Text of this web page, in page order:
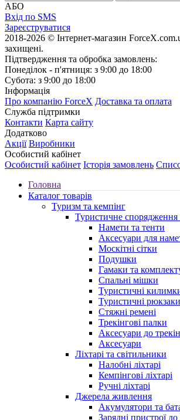
АБО
Вхід по SMS
Зареєструватися
2018-2026 © Інтернет-магазин
захищені.
Підтвердження та обробка замовлень:
Понеділок - п'ятниця: з 9:00 до 18:00
Субота: з 9:00 до 18:00
Інформація
Про компанію ForceX Доставка та оплата
Служба підтримки
Контакти Карта сайту
Додатково
Акції Виробники
Особистий кабінет
Особистий кабінет Історія замовлень
Головна
Каталог товарів
Туризм та кемпінг
Туристичне спорядження
Намети та тенти
Аксесуари для
Москітні сітки
Подушки
Гамаки та
Спальні мішки
Туристичні
Туристичні рюкзаки
Стяжні ремені
Трекінгові палки
Аксесуари до
Аксесуари
Ліхтарі та світильники
Налобні ліхтарі
Кемпінгові ліхтарі
Ручні ліхтарі
Джерела живлення
Акумулятори та
Зарядні пристрої